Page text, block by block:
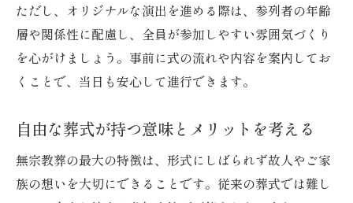
ただし、オリジナルな演出を進める際は、参列者の年齢
層や関係性に配慮し、全員が参加しやすい雰囲気づくり
を心がけましょう。事前に式の流れや内容を案内してお
くことで、当日も安心して進行できます。
自由な葬式が持つ意味とメリットを考える
無宗教葬の最大の特徴は、形式にしばられず故人やご家
族の想いを大切にできることです。従来の葬式では難し